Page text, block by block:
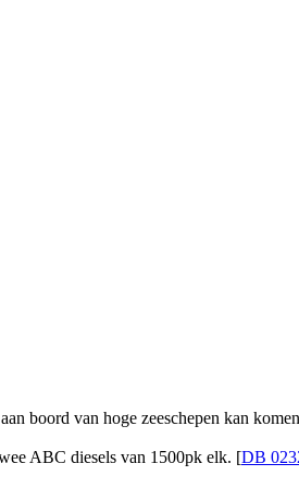
boord van hoge zeeschepen kan
ABC diesels van 1500pk elk. [DB